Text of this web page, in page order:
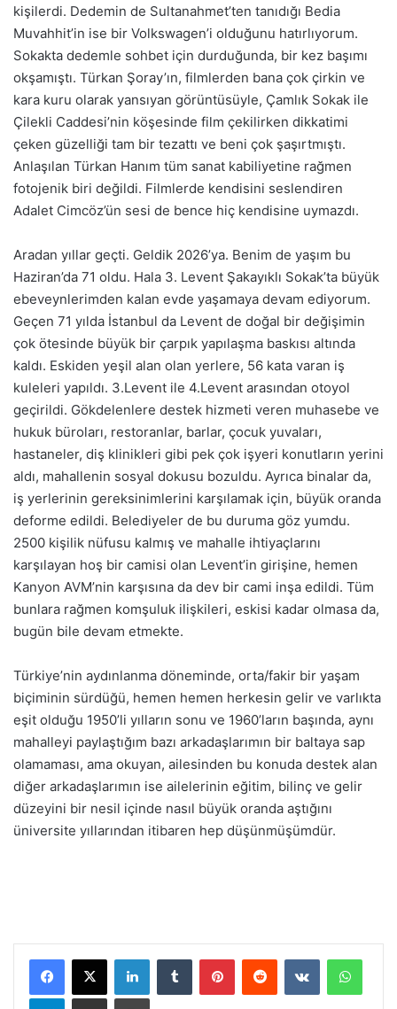
kişilerdi. Dedemin de Sultanahmet’ten tanıdığı Bedia
Muvahhit’in ise bir Volkswagen’i olduğunu hatırlıyorum.
Sokakta dedemle sohbet için durduğunda, bir kez başımı
okşamıştı. Türkan Şoray’ın, filmlerden bana çok çirkin ve
kara kuru olarak yansıyan görüntüsüyle, Çamlık Sokak ile
Çilekli Caddesi’nin köşesinde film çekilirken dikkatimi
çeken güzelliği tam bir tezattı ve beni çok şaşırtmıştı.
Anlaşılan Türkan Hanım tüm sanat kabiliyetine rağmen
fotojenik biri değildi. Filmlerde kendisini seslendiren
Adalet Cimcöz’ün sesi de bence hiç kendisine uymazdı.
Aradan yıllar geçti. Geldik 2026’ya. Benim de yaşım bu
Haziran’da 71 oldu. Hala 3. Levent Şakayıklı Sokak’ta büyük
ebeveynlerimden kalan evde yaşamaya devam ediyorum.
Geçen 71 yılda İstanbul da Levent de doğal bir değişimin
çok ötesinde büyük bir çarpık yapılaşma baskısı altında
kaldı. Eskiden yeşil alan olan yerlere, 56 kata varan iş
kuleleri yapıldı. 3.Levent ile 4.Levent arasından otoyol
geçirildi. Gökdelenlere destek hizmeti veren muhasebe ve
hukuk büroları, restoranlar, barlar, çocuk yuvaları,
hastaneler, diş klinikleri gibi pek çok işyeri konutların yerini
aldı, mahallenin sosyal dokusu bozuldu. Ayrıca binalar da,
iş yerlerinin gereksinimlerini karşılamak için, büyük oranda
deforme edildi. Belediyeler de bu duruma göz yumdu.
2500 kişilik nüfusu kalmış ve mahalle ihtiyaçlarını
karşılayan hoş bir camisi olan Levent’in girişine, hemen
Kanyon AVM’nin karşısına da dev bir cami inşa edildi. Tüm
bunlara rağmen komşuluk ilişkileri, eskisi kadar olmasa da,
bugün bile devam etmekte.
Türkiye’nin aydınlanma döneminde, orta/fakir bir yaşam
biçiminin sürdüğü, hemen hemen herkesin gelir ve varlıkta
eşit olduğu 1950’li yılların sonu ve 1960’ların başında, aynı
mahalleyi paylaştığım bazı arkadaşlarımın bir baltaya sap
olamaması, ama okuyan, ailesinden bu konuda destek alan
diğer arkadaşlarımın ise ailelerinin eğitim, bilinç ve gelir
düzeyini bir nesil içinde nasıl büyük oranda aştığını
üniversite yıllarından itibaren hep düşünmüşümdür.
Telegram